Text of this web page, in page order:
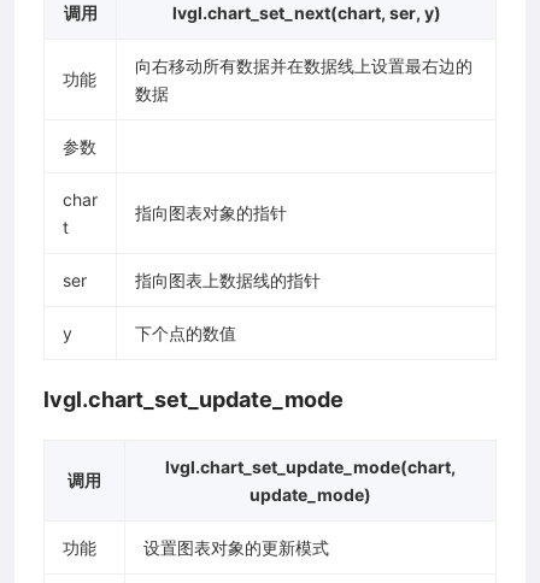
调用 lvgl.chart_set_next(chart, ser, y)
功能
向右移动所有数据并在数据线上设置最右边的
数据
参数
char
t
指向图表对象的指针
ser 指向图表上数据线的指针
y 下个点的数值
lvgl.chart_set_update_mode
调用
lvgl.chart_set_update_mode(chart,
update_mode)
功能 设置图表对象的更新模式